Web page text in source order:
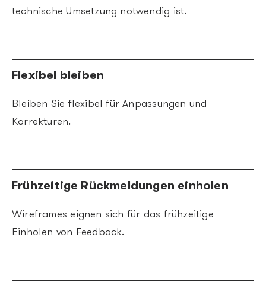
technische Umsetzung notwendig ist.
Flexibel bleiben
Bleiben Sie flexibel für Anpassungen und
Korrekturen.
Frühzeitige Rückmeldungen einholen
Wireframes eignen sich für das frühzeitige
Einholen von Feedback.